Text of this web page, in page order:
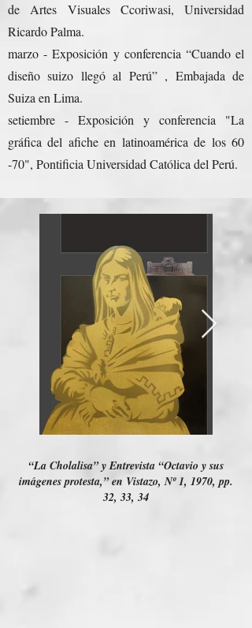
de Artes Visuales Ccoriwasi, Universidad
Ricardo Palma.
marzo - Exposición y conferencia “Cuando el
diseño suizo llegó al Perú” , Embajada de
Suiza en Lima.
setiembre - Exposición y conferencia "La
gráfica del afiche en latinoamérica de los 60
-70", Pontificia Universidad Católica del Perú.
“La Cholalisa” y Entrevista “Octavio y sus
imágenes protesta,” en Vistazo, Nº 1, 1970, pp.
32, 33, 34